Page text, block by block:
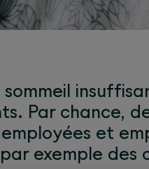
Par chance,
et
exemple des